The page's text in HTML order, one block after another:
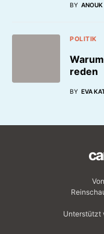
BY ANOUK
POLITIK
reden
BY EVA
Unterstützt